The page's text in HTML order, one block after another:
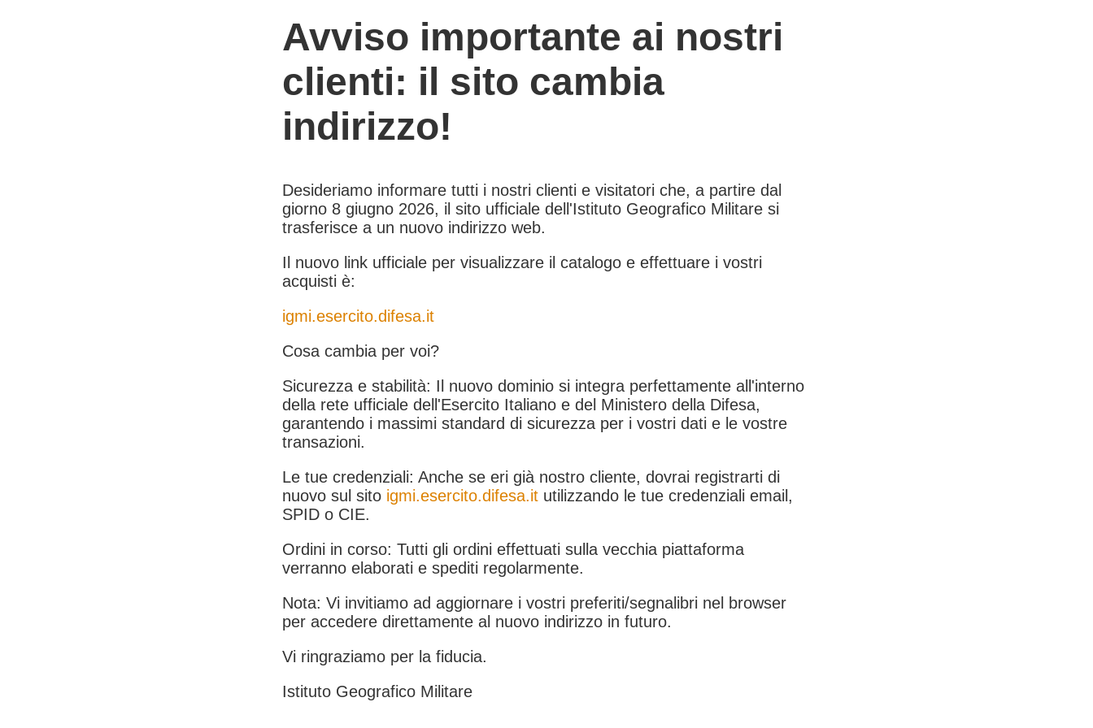
Avviso importante ai nostri
clienti: il sito cambia
indirizzo!
Desideriamo informare tutti i nostri clienti e visitatori che, a partire dal
giorno 8 giugno 2026, il sito ufficiale dell'Istituto Geografico Militare si
trasferisce a un nuovo indirizzo web.
Il nuovo link ufficiale per visualizzare il catalogo e effettuare i vostri
acquisti è:
igmi.esercito.difesa.it
Cosa cambia per voi?
Sicurezza e stabilità: Il nuovo dominio si integra perfettamente all'interno
della rete ufficiale dell'Esercito Italiano e del Ministero della Difesa,
garantendo i massimi standard di sicurezza per i vostri dati e le vostre
transazioni.
Le tue credenziali: Anche se eri già nostro cliente, dovrai registrarti di
nuovo sul sito igmi.esercito.difesa.it utilizzando le tue credenziali email,
SPID o CIE.
Ordini in corso: Tutti gli ordini effettuati sulla vecchia piattaforma
verranno elaborati e spediti regolarmente.
Nota: Vi invitiamo ad aggiornare i vostri preferiti/segnalibri nel browser
per accedere direttamente al nuovo indirizzo in futuro.
Vi ringraziamo per la fiducia.
Istituto Geografico Militare